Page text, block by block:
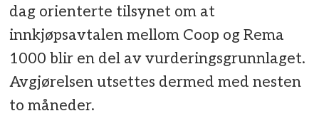
dag orienterte tilsynet om at
innkjøpsavtalen mellom Coop og Rema
1000 blir en del av vurderingsgrunnlaget.
Avgjørelsen utsettes dermed med nesten
to måneder.